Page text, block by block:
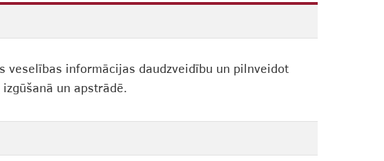
veselības informācijas daudzveidību un pilnveidot
un apstrādē.